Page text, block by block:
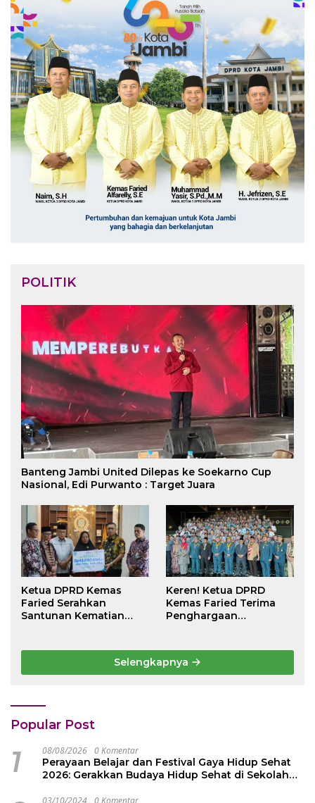
POLITIK
Banteng Jambi United Dilepas ke Soekarno Cup
Nasional, Edi Purwanto : Target Juara
Ketua DPRD Kemas
Faried Serahkan
Santunan Kematian
Juta kepada Ahli Waris
Keren! Ketua DPRD
Kemas Faried Terima
Penghargaan
dari Persekutuan
Pengakap Malaysia
Selengkapnya
Popular Post
1 08/08/2026 0 Komentar
Perayaan Belajar dan Festival Gaya Hidup Sehat
2026: Gerakkan Budaya Hidup Sehat di Sekolah
03/10/2024 0 Komentar